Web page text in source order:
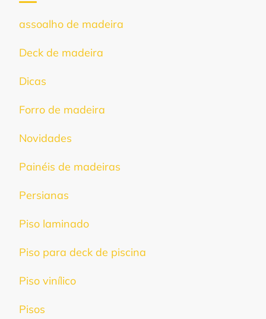
assoalho de madeira
Deck de madeira
Dicas
Forro de madeira
Novidades
Painéis de madeiras
Persianas
Piso laminado
Piso para deck de piscina
Piso vinílico
Pisos